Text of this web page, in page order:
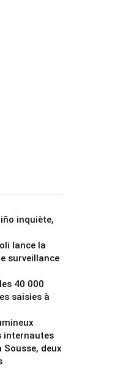
inquiète,
lance la
surveillance
40 000
saisies à
internautes
Sousse, deux